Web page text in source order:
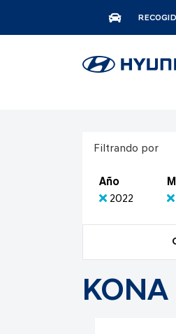
Filtrando por
Año
2022
KONA